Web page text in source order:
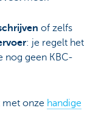
of zelfs
: je regelt het
nog geen KBC-
met onze handige